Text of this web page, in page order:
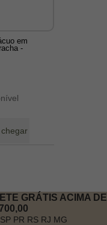
em
-
GRÁTIS ACIMA DE
PR RS RJ MG